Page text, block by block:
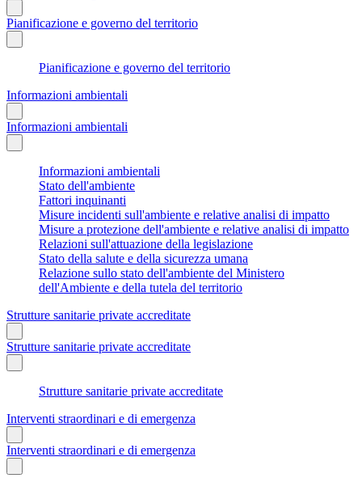
Pianificazione e governo del territorio
Pianificazione e governo del territorio
Informazioni ambientali
Informazioni ambientali
Informazioni ambientali
Stato dell'ambiente
Fattori inquinanti
Misure incidenti sull'ambiente e relative analisi di impatto
Misure a protezione dell'ambiente e relative analisi di impatto
Relazioni sull'attuazione della legislazione
Stato della salute e della sicurezza umana
Relazione sullo stato dell'ambiente del Ministero
dell'Ambiente e della tutela del territorio
Strutture sanitarie private accreditate
Strutture sanitarie private accreditate
Strutture sanitarie private accreditate
Interventi straordinari e di emergenza
Interventi straordinari e di emergenza